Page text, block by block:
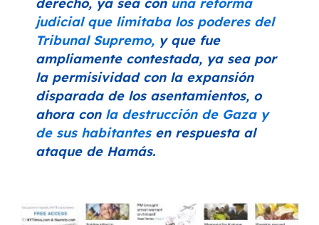
judicial que limitaba los poderes del
Tribunal Supremo, y que fue
ampliamente contestada, ya sea por
la permisividad con la expansión
disparada de los asentamientos, o
ahora con la destrucción de Gaza y
de sus habitantes en respuesta al
ataque de Hamás.